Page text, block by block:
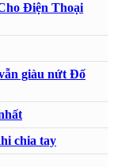
Điện Thoại
giàu nứt Đố
chia tay